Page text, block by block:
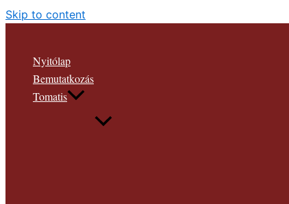
Skip to content
Nyitólap
Bemutatkozás
Tomatis